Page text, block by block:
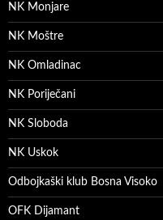
NK Monjare
NK Moštre
NK Omladinac
NK Poriječani
NK Sloboda
NK Uskok
Odbojkaški klub Bosna Visoko
OFK Dijamant